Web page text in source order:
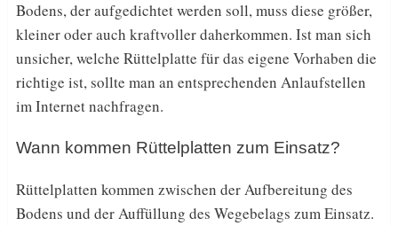
Bodens, der aufgedichtet werden soll, muss diese größer,
kleiner oder auch kraftvoller daherkommen. Ist man sich
unsicher, welche Rüttelplatte für das eigene Vorhaben die
richtige ist, sollte man an entsprechenden Anlaufstellen
im Internet nachfragen.
Wann kommen Rüttelplatten zum Einsatz?
Rüttelplatten kommen zwischen der Aufbereitung des
Bodens und der Auffüllung des Wegebelags zum Einsatz.